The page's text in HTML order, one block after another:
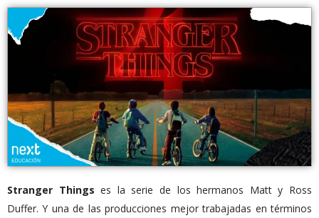
Stranger Things es la serie de los hermanos Matt y Ross
Duffer. Y una de las producciones mejor trabajadas en términos